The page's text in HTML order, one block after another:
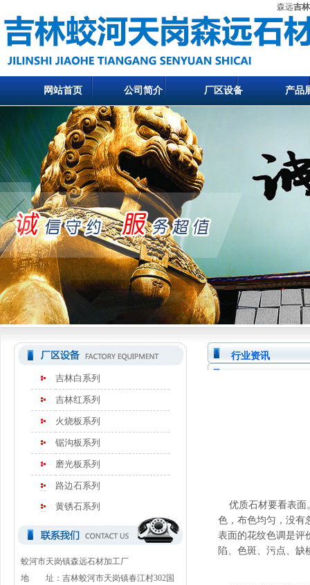
森远吉
网站首页 公司简介 厂区设备 产品
吉林白系列
吉林红系列
火烧板系列
锯沟板系列
磨光板系列
路边石系列
黄锈石系列
蛟河市天岗镇森远石材加工厂
地 址：吉林蛟河市天岗镇春江村302国
行业资讯
优质石材要看表面
色，布色均匀，没有
表面的花纹色调是评
陷、色斑、污点、缺